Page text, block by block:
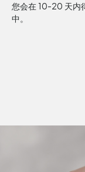
您会在 10-20 天内
中。